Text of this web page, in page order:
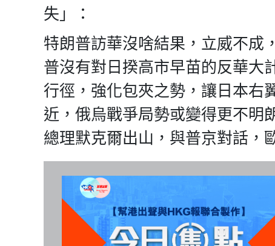
失」：
特朗普訪華沒啥結果，立威不成
普沒有對日揆高市早苗的反華大
行徑，強化包夾之勢，讓日本右
近，俄烏戰爭局勢或變得更不明
總理默克爾出山，與普京對話，